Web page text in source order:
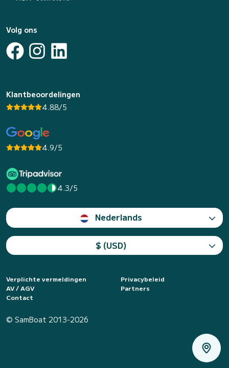
Volg ons
Klantbeoordelingen
4.88/5
4.9/5
4.3/5
Nederlands
$ (USD)
Verplichte vermeldingen
Privacybeleid
AV / AGV
Partners
Contact
© SamBoat 2013-2026